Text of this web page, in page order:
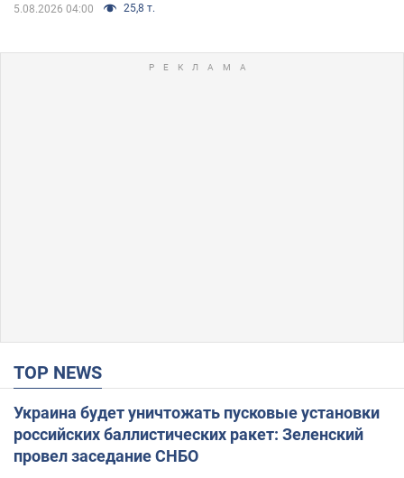
5.08.2026 04:00 25,8 т.
TOP NEWS
Украина будет уничтожать пусковые установки
российских баллистических ракет: Зеленский
провел заседание СНБО